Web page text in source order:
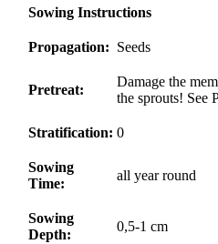
Sowing Instructions
Propagation: Seeds
Pretreat:
Damage the
the sprouts! See
Stratification: 0
Sowing
Time:
all year round
Sowing
Depth:
0,5-1 cm